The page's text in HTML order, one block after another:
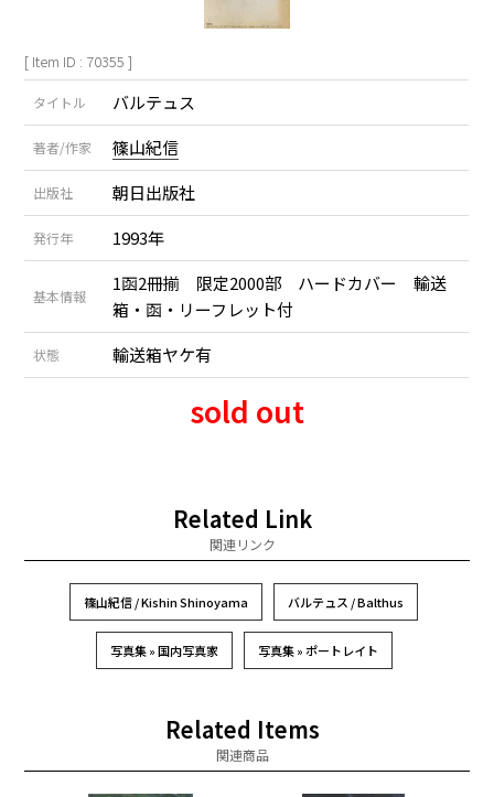
[ Item ID : 70355 ]
タイトル バルテュス
著者/作家 篠山紀信
出版社 朝日出版社
発行年 1993年
基本情報
1函2冊揃 限定2000部 ハードカバー 輸送
箱・函・リーフレット付
状態 輸送箱ヤケ有
sold out
Related Link
関連リンク
篠山紀信 / Kishin Shinoyama バルテュス / Balthus
写真集 » 国内写真家 写真集 » ポートレイト
Related Items
関連商品